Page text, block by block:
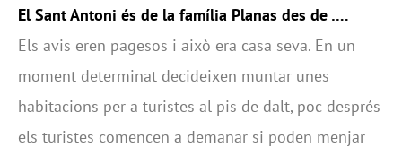
El Sant Antoni és de la família Planas des de ….
Els avis eren pagesos i això era casa seva. En un
moment determinat decideixen muntar unes
habitacions per a turistes al pis de dalt, poc després
els turistes comencen a demanar si poden menjar